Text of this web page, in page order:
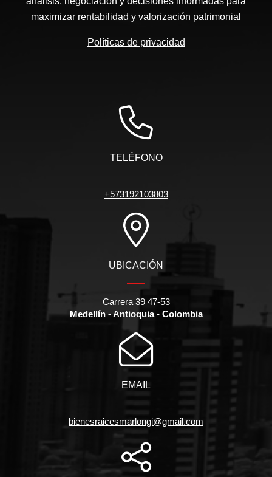
maximizar rentabilidad y valorización patrimonial
Políticas de privacidad
TELÉFONO
+573192103803
UBICACIÓN
Carrera 39 47-53
Medellín - Antioquia - Colombia
EMAIL
bienesraicesmarlongi@gmail.com